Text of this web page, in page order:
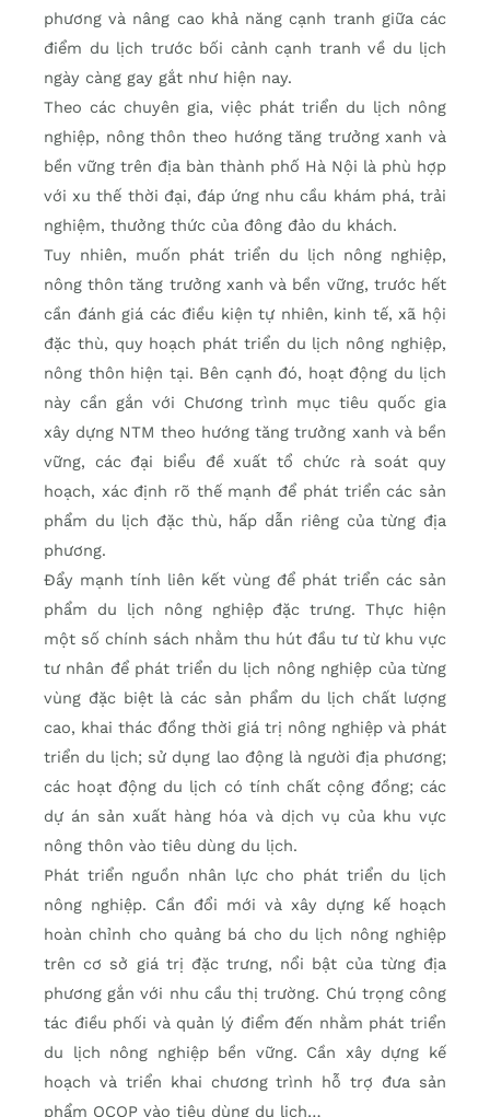
phương và nâng cao khả năng cạnh tranh giữa các
điểm du lịch trước bối cảnh cạnh tranh về du lịch
ngày càng gay gắt như hiện nay.
Theo các chuyên gia, việc phát triển du lịch nông
nghiệp, nông thôn theo hướng tăng trưởng xanh và
bền vững trên địa bàn thành phố Hà Nội là phù hợp
với xu thế thời đại, đáp ứng nhu cầu khám phá, trải
nghiệm, thưởng thức của đông đảo du khách.
Tuy nhiên, muốn phát triển du lịch nông nghiệp,
nông thôn tăng trưởng xanh và bền vững, trước hết
cần đánh giá các điều kiện tự nhiên, kinh tế, xã hội
đặc thù, quy hoạch phát triển du lịch nông nghiệp,
nông thôn hiện tại. Bên cạnh đó, hoạt động du lịch
này cần gắn với Chương trình mục tiêu quốc gia
xây dựng NTM theo hướng tăng trưởng xanh và bền
vững, các đại biểu đề xuất tổ chức rà soát quy
hoạch, xác định rõ thế mạnh để phát triển các sản
phẩm du lịch đặc thù, hấp dẫn riêng của từng địa
phương.
Đẩy mạnh tính liên kết vùng để phát triển các sản
phẩm du lịch nông nghiệp đặc trưng. Thực hiện
một số chính sách nhằm thu hút đầu tư từ khu vực
tư nhân để phát triển du lịch nông nghiệp của từng
vùng đặc biệt là các sản phẩm du lịch chất lượng
cao, khai thác đồng thời giá trị nông nghiệp và phát
triển du lịch; sử dụng lao động là người địa phương;
các hoạt động du lịch có tính chất cộng đồng; các
dự án sản xuất hàng hóa và dịch vụ của khu vực
nông thôn vào tiêu dùng du lịch.
Phát triển nguồn nhân lực cho phát triển du lịch
nông nghiệp. Cần đổi mới và xây dựng kế hoạch
hoàn chỉnh cho quảng bá cho du lịch nông nghiệp
trên cơ sở giá trị đặc trưng, nổi bật của từng địa
phương gắn với nhu cầu thị trường. Chú trọng công
tác điều phối và quản lý điểm đến nhằm phát triển
du lịch nông nghiệp bền vững. Cần xây dựng kế
hoạch và triển khai chương trình hỗ trợ đưa sản
phẩm OCOP vào tiêu dùng du lịch…